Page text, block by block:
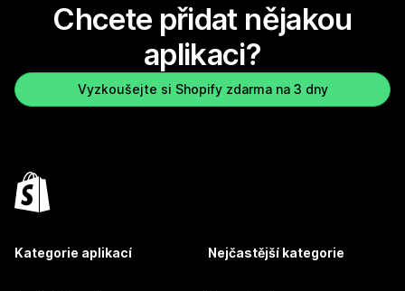
Chcete přidat nějakou
aplikaci?
Vyzkoušejte si Shopify zdarma na 3 dny
Kategorie aplikací Nejčastější kategorie